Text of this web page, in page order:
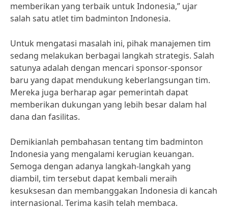
memberikan yang terbaik untuk Indonesia,” ujar
salah satu atlet tim badminton Indonesia.
Untuk mengatasi masalah ini, pihak manajemen tim
sedang melakukan berbagai langkah strategis. Salah
satunya adalah dengan mencari sponsor-sponsor
baru yang dapat mendukung keberlangsungan tim.
Mereka juga berharap agar pemerintah dapat
memberikan dukungan yang lebih besar dalam hal
dana dan fasilitas.
Demikianlah pembahasan tentang tim badminton
Indonesia yang mengalami kerugian keuangan.
Semoga dengan adanya langkah-langkah yang
diambil, tim tersebut dapat kembali meraih
kesuksesan dan membanggakan Indonesia di kancah
internasional. Terima kasih telah membaca.